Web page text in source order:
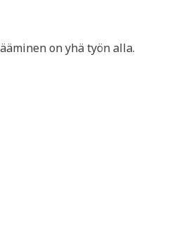
on yhä työn alla.